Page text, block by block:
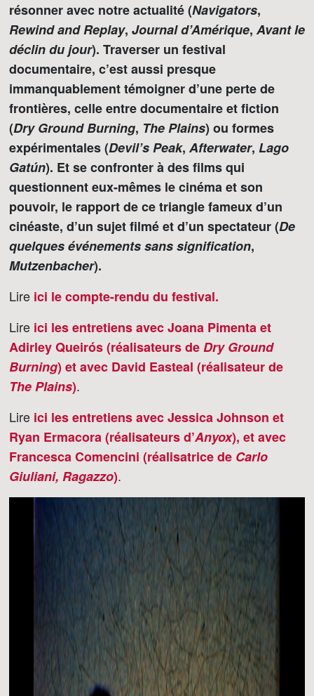
résonner avec notre actualité (Navigators,
Rewind and Replay, Journal d’Amérique, Avant le
déclin du jour). Traverser un festival
documentaire, c’est aussi presque
immanquablement témoigner d’une perte de
frontières, celle entre documentaire et fiction
(Dry Ground Burning, The Plains) ou formes
expérimentales (Devil’s Peak, Afterwater, Lago
Gatún). Et se confronter à des films qui
questionnent eux-mêmes le cinéma et son
pouvoir, le rapport de ce triangle fameux d’un
cinéaste, d’un sujet filmé et d’un spectateur (De
quelques événements sans signification,
Mutzenbacher).
Lire ici le compte-rendu du festival.
Lire ici les entretiens avec Joana Pimenta et
Adirley Queirós (réalisateurs deDry Ground
Burning) et avec David Easteal (réalisateur de
The Plains).
Lire ici les entretiens avec Jessica Johnson et
Ryan Ermacora (réalisateurs d’Anyox), et avec
Francesca Comencini (réalisatrice de Carlo
Giuliani, Ragazzo).